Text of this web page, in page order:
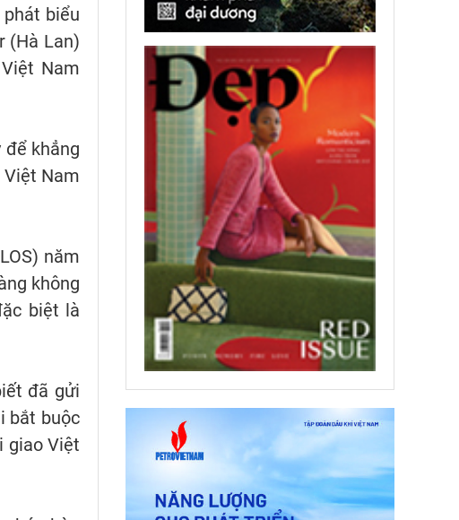
biểu
(Hà Lan)
Nam
khẳng
Việt Nam
năm
không
biệt là
đã gửi
bắt buộc
giao Việt